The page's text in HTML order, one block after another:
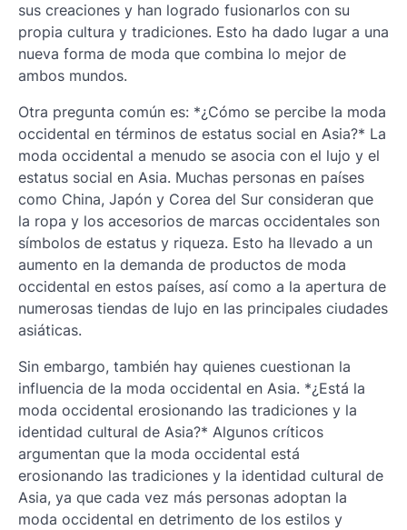
sus creaciones y han logrado fusionarlos con su
propia cultura y tradiciones. Esto ha dado lugar a una
nueva forma de moda que combina lo mejor de
ambos mundos.
Otra pregunta común es: *¿Cómo se percibe la moda
occidental en términos de estatus social en Asia?* La
moda occidental a menudo se asocia con el lujo y el
estatus social en Asia. Muchas personas en países
como China, Japón y Corea del Sur consideran que
la ropa y los accesorios de marcas occidentales son
símbolos de estatus y riqueza. Esto ha llevado a un
aumento en la demanda de productos de moda
occidental en estos países, así como a la apertura de
numerosas tiendas de lujo en las principales ciudades
asiáticas.
Sin embargo, también hay quienes cuestionan la
influencia de la moda occidental en Asia. *¿Está la
moda occidental erosionando las tradiciones y la
identidad cultural de Asia?* Algunos críticos
argumentan que la moda occidental está
erosionando las tradiciones y la identidad cultural de
Asia, ya que cada vez más personas adoptan la
moda occidental en detrimento de los estilos y